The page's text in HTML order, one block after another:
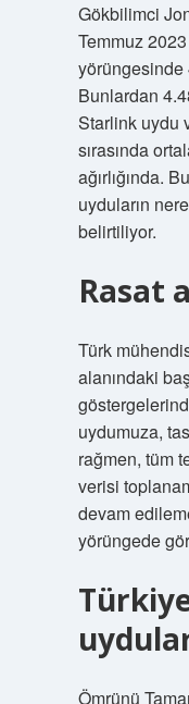
Gökbilimci
Temmuz
yörüngesinde
Bunlardan
Starlink uydu
sırasında
ağırlığında.
uyduların
belirtiliyor.
Rasat
Türk
alanındaki
uydumuza,
rağmen, tüm
verisi
devam
yörüngede
Ömrünü